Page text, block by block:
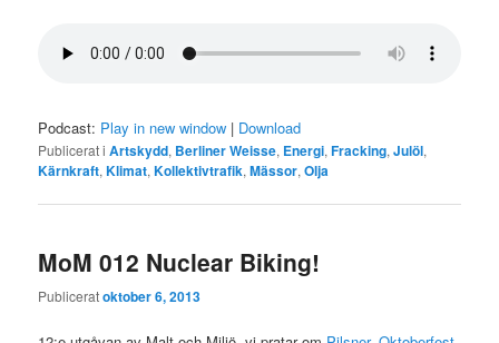
Podcast: Play in new window | Download
Publicerat i Artskydd, Berliner Weisse, Energi,Fracking,Julöl,
Kärnkraft,Klimat,Kollektivtrafik,Mässor,Olja
MoM 012 Nuclear Biking!
Publiceratoktober 6, 2013